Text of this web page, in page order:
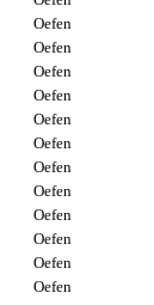
Oefen
Oefen
Oefen
Oefen
Oefen
Oefen
Oefen
Oefen
Oefen
Oefen
Oefen
Oefen